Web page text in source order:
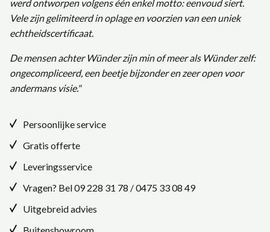
werd ontworpen volgens één enkel motto: eenvoud siert.
Vele zijn gelimiteerd in oplage en voorzien van een uniek
echtheidscertificaat.
De mensen achter Wünder zijn min of meer als Wünder zelf:
ongecompliceerd, een beetje bijzonder en zeer open voor
andermans visie."
Persoonlijke service
Gratis offerte
Leveringsservice
Vragen? Bel09 228 31 78 /0475 33 08 49
Uitgebreid advies
Buitenshowroom